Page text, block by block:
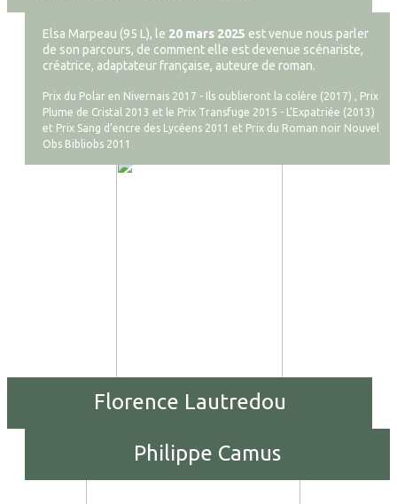
Elsa Marpeau (95 L), le 20 mars 2025 est venue nous parler
de son parcours, de comment elle est devenue scénariste,
créatrice, adaptateur française, auteure de roman.
Prix du Polar en Nivernais 2017 - Ils oublieront la colère (2017) , Prix
Plume de Cristal 2013 et le Prix Transfuge 2015 - L'Expatriée (2013)
et Prix Sang d’encre des Lycéens 2011 et Prix du Roman noir Nouvel
Obs Bibliobs 2011
Florence Lautredou
Philippe Camus